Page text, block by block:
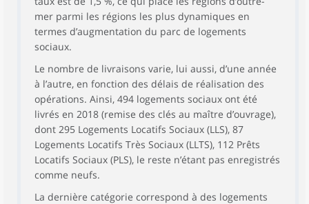
mer parmi les régions les plus dynamiques en
termes d’augmentation du parc de logements
sociaux.
Le nombre de livraisons varie, lui aussi, d’une année
à l’autre, en fonction des délais de réalisation des
opérations. Ainsi, 494 logements sociaux ont été
livrés en 2018 (remise des clés au maître d’ouvrage),
dont 295 Logements Locatifs Sociaux (LLS), 87
Logements Locatifs Très Sociaux (LLTS), 112 Prêts
Locatifs Sociaux (PLS), le reste n’étant pas enregistrés
comme neufs.
La dernière catégorie correspond à des logements